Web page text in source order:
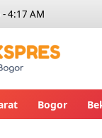
4:17 AM
Bogor